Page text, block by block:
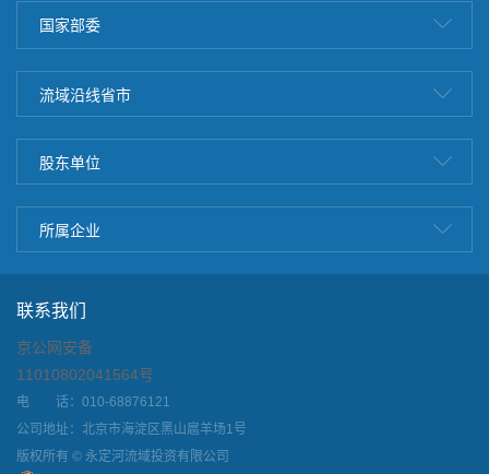
国家部委
流域沿线省市
股东单位
所属企业
联系我们
京公网安备
11010802041564号
电 话：010-68876121
公司地址：北京市海淀区黑山扈羊场1号
版权所有 © 永定河流域投资有限公司